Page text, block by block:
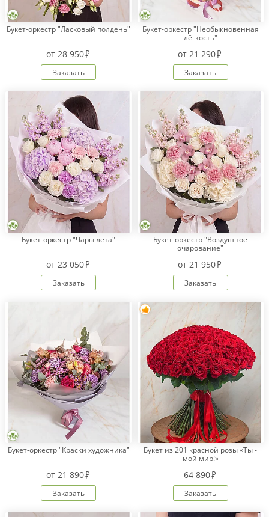
доставки
программа
Корпоративным
клиентам
Обратная
связь
компании
Change
language
English
Букет-оркестр "Ласковый полдень"
от 28 950
Заказать
Букет-оркестр "Необыкновенная
лёгкость"
от21 290
Заказать
Букет-оркестр "Чары лета"
от 23 050
Заказать
Букет-оркестр "Воздушное
очарование"
от21 950
Заказать
Букет-оркестр "Краски художника"
от 21 890
Заказать
Букет из 201 красной розы «Ты -
мой мир!»
64 890
Заказать